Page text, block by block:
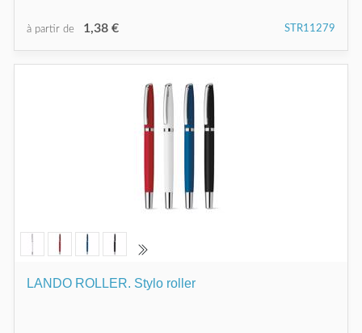
à partir de 1,38 € STR11279
LANDO ROLLER. Stylo roller